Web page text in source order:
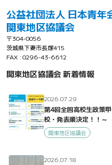
公益社団法人 日本青年
関東地区協議会
〒304-0056
茨城県下妻市長塚415
FAX : 0296-43-6612
関東地区協議会 新着情報
2026.07.29
第4回全国高校生政策
校・発表順決定！！～
関東地区協議会
2026.07.18